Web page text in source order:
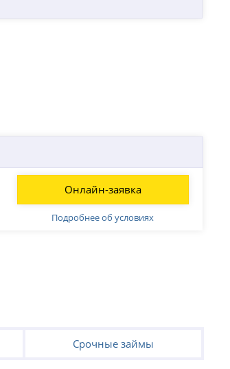
Онлайн-заявка
Подробнее об условиях
Срочные займы